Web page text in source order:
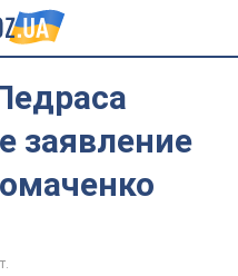
заявление